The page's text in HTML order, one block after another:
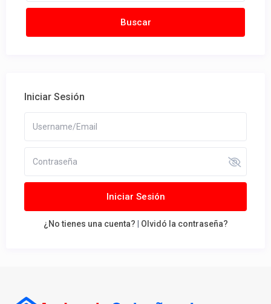
Iniciar Sesión
Iniciar Sesión
¿No tienes una cuenta? Olvidó la contraseña?